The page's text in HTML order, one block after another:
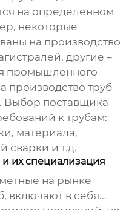
на определенном
некоторые
на производство
другие –
промышленного
производство труб
Выбор поставщика
к трубам:
материала,
сварки и т.д.
их специализация
на рынке
, включают в себя...